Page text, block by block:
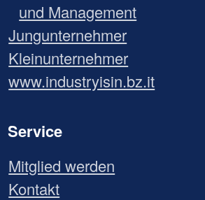
und Management
Jungunternehmer
Kleinunternehmer
www.industryisin.bz.it
Service
Mitglied werden
Kontakt